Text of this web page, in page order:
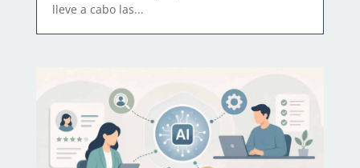
lleve a cabo las...